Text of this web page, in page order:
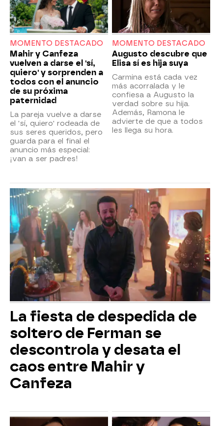
MOMENTO DESTACADO
Mahir y Canfeza
vuelven a darse el 'sí,
quiero' y sorprenden a
todos con el anuncio
de su próxima
paternidad
La pareja vuelve a darse
el 'sí, quiero' rodeada de
sus seres queridos, pero
guarda para el final el
anuncio más especial:
¡van a ser padres!
MOMENTO DESTACADO
Augusto descubre que
Elisa sí es hija suya
Carmina está cada vez
más acorralada y le
confiesa a Augusto la
verdad sobre su hija.
Además, Ramona le
advierte de que a todos
les llega su hora.
La fiesta de despedida de
soltero de Ferman se
descontrola y desata el
caos entre Mahir y
Canfeza